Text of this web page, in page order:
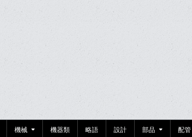
機械 機器類 略語 設計 部品 配管